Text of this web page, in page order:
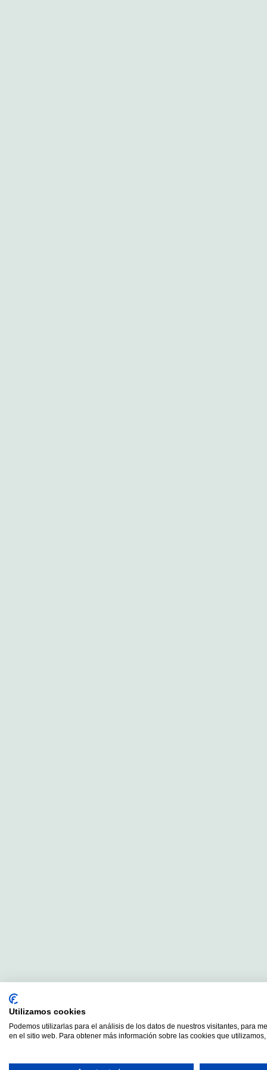
Utilizamos cookies
Podemos utilizarlas para el análisis de los datos de nuestros visitantes, para
en el sitio web. Para obtener más información sobre las cookies que